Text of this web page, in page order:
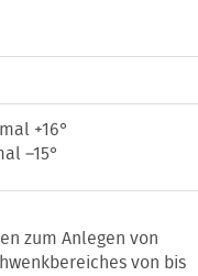
+16°
–15°
zum Anlegen von
von bis